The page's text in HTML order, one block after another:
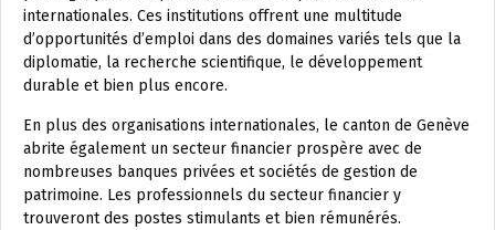
internationales. Ces institutions offrent une multitude
d’opportunités d’emploi dans des domaines variés tels que la
diplomatie, la recherche scientifique, le développement
durable et bien plus encore.
En plus des organisations internationales, le canton de Genève
abrite également un secteur financier prospère avec de
nombreuses banques privées et sociétés de gestion de
patrimoine. Les professionnels du secteur financier y
trouveront des postes stimulants et bien rémunérés.